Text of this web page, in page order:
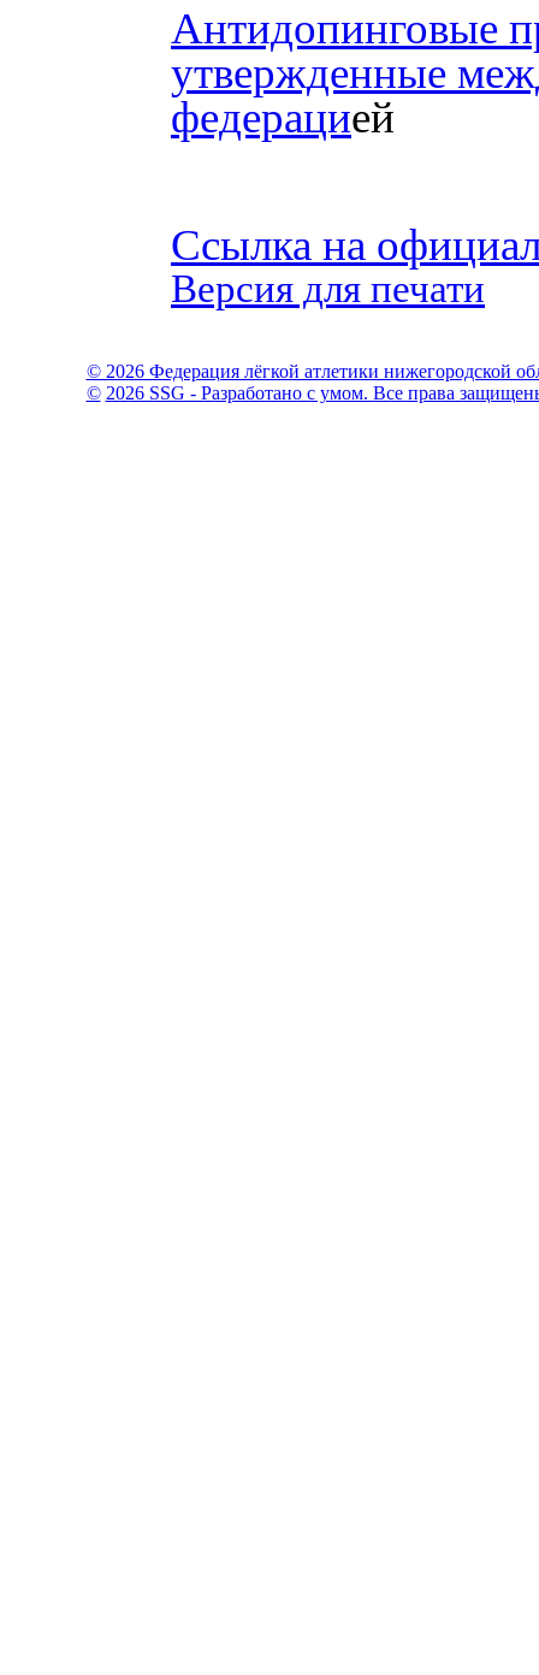
Антидопинговые
утвержденные
федерацией
Ссылка на
Версия для печати
© 2026 Федерация лёгкой атлетики нижегородской
© 2026 SSG - Разработано с умом. Все права